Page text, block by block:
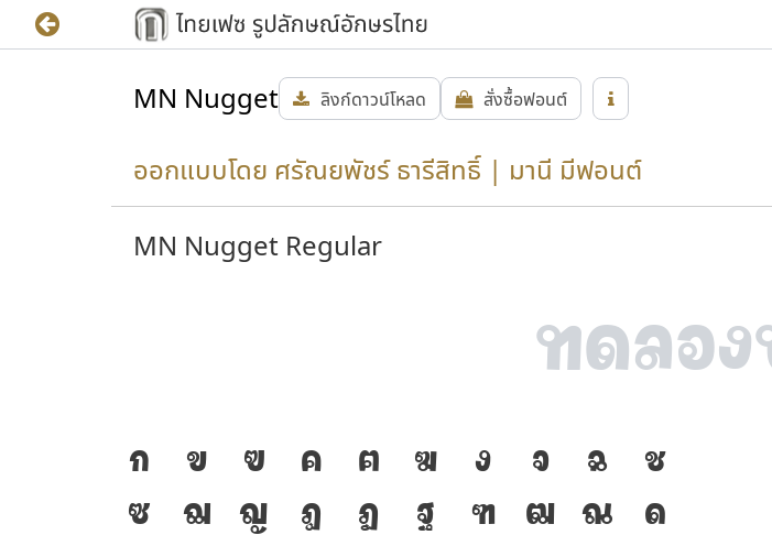
MN Nugget ลิงก์ดาวน์โหลด สั่งซื้อฟอนต์
ออกแบบโดย ศรัณยพัชร์ ธารีสิทธิ์ | มานี มีฟอนต์
MN Nugget Regular
ก ข ฃ ค ฅ ฆ ง จ ฉ
ช
ซ
ฌ ญ ฎ ฏ ฐ ฑ ฒ ณ
ด